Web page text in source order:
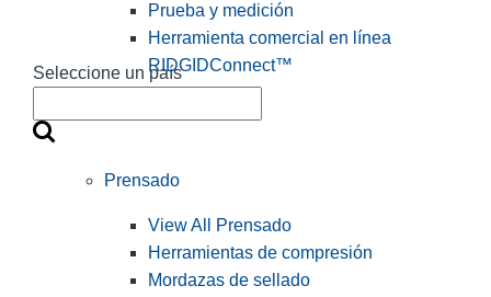
Seleccione un país
Prueba y medición
Herramienta comercial en línea
RIDGIDConnect™
Prensado
View All Prensado
Herramientas de compresión
Mordazas de sellado